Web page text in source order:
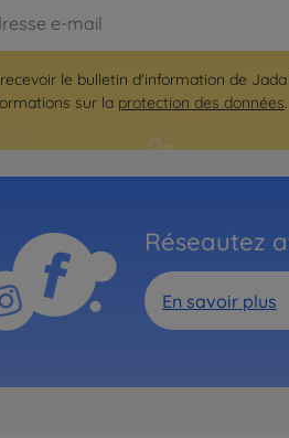
le bulletin d'information de Jada
sur la protection des données.
Réseautez
En savoir plus